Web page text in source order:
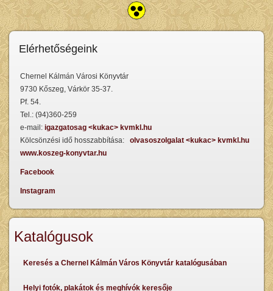
Elérhetőségeink
Chernel Kálmán Városi Könyvtár
9730 Kőszeg, Várkör 35-37.
Pf. 54.
Tel.: (94)360-259
e-mail: igazgatosag <kukac> kvmkl.hu
Kölcsönzési idő hosszabbítása: olvasoszolgalat <kukac> kvmkl.hu
www.koszeg-konyvtar.hu
Facebook
Instagram
Katalógusok
Keresés a Chernel Kálmán Város Könyvtár katalógusában
Helyi fotók, plakátok és meghívók keresője